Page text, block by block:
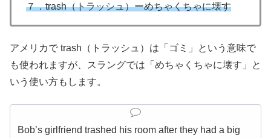
７．trash（トラッシュ）ーめちゃくちゃに壊す
アメリカで trash（トラッシュ）は「ゴミ」という意味で
も使われますが、スラングでは「めちゃくちゃに壊す」と
いう使い方もします。
Bob’s girlfriend trashed his room after they had a big